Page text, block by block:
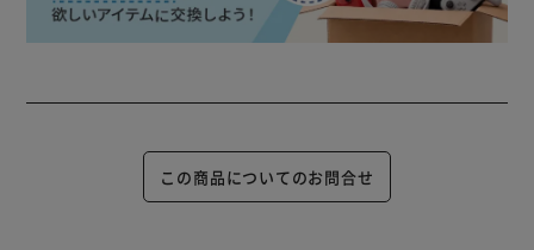
この商品についてのお問合せ